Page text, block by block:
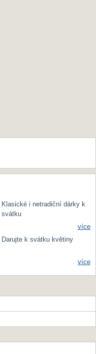
Klasické i netradiční dárky k
svátku
více
Darujte k svátku květiny
více